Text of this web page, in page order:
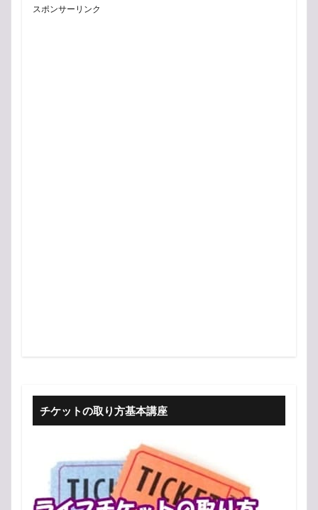
スポンサーリンク
チケットの取り方基本講座